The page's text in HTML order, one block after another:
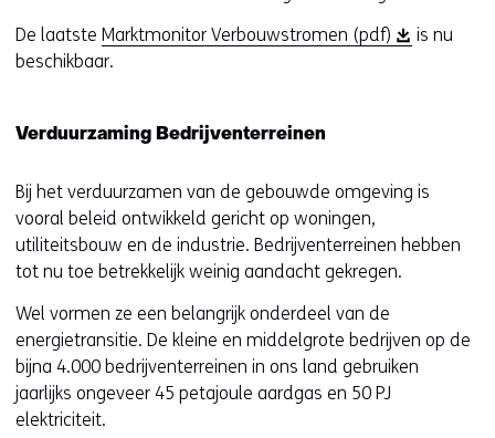
v
e
i
s
t
n
a
r
e
e
n
a
v
w
j
s
t
n
a
r
e
e
De laatste Marktmonitor Verbouwstromen (pdf)
i
n
i
w
v
is nu
beschikbaar.
Verduurzaming Bedrijventerreinen
Bij het verduurzamen van de gebouwde omgeving is
vooral beleid ontwikkeld gericht op woningen,
utiliteitsbouw en de industrie. Bedrijventerreinen hebben
tot nu toe betrekkelijk weinig aandacht gekregen.
Wel vormen ze een belangrijk onderdeel van de
energietransitie. De kleine en middelgrote bedrijven op de
bijna 4.000 bedrijventerreinen in ons land gebruiken
jaarlijks ongeveer 45 petajoule aardgas en 50 PJ
elektriciteit.